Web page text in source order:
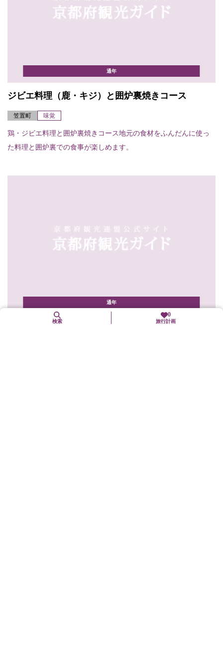
通年
ジビエ料理（鹿・キジ）と囲炉裏焼きコース
笠置町 味覚
鶏・ジビエ料理と囲炉裏焼きコース地元の食材をふんだんに使っ
た料理と囲炉裏での食事が楽しめます。
通年
るり渓温泉高原BBQ BAKU
0
旅行計画
検索